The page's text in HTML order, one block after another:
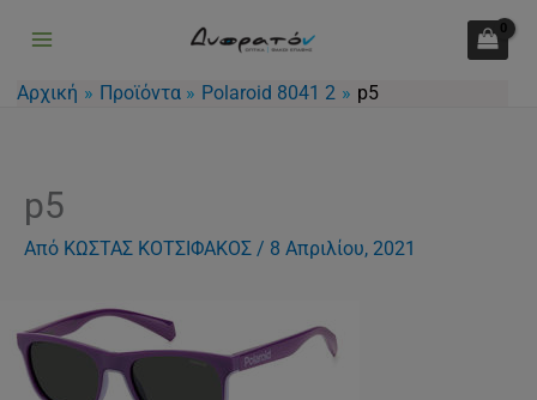
περιεχόμενο
Αρχική Προϊόντα Polaroid 8041 2 p5
p5
Από ΚΩΣΤΑΣ ΚΟΤΣΙΦΑΚΟΣ / 8 Απριλίου, 2021